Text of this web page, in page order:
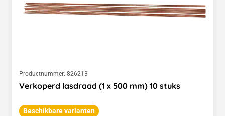
Productnummer: 826213
Verkoperd lasdraad (1 x 500 mm) 10 stuks
Beschikbare varianten